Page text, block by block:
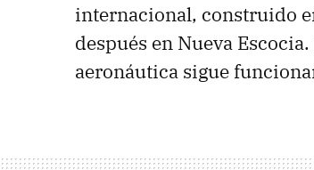
internacional, construido
después en Nueva
aeronáutica sigue